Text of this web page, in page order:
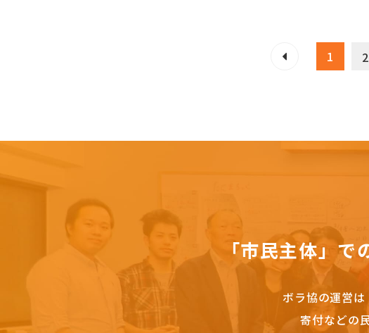
1 2
「市民主体」
ボラ協の運営は
寄付などの